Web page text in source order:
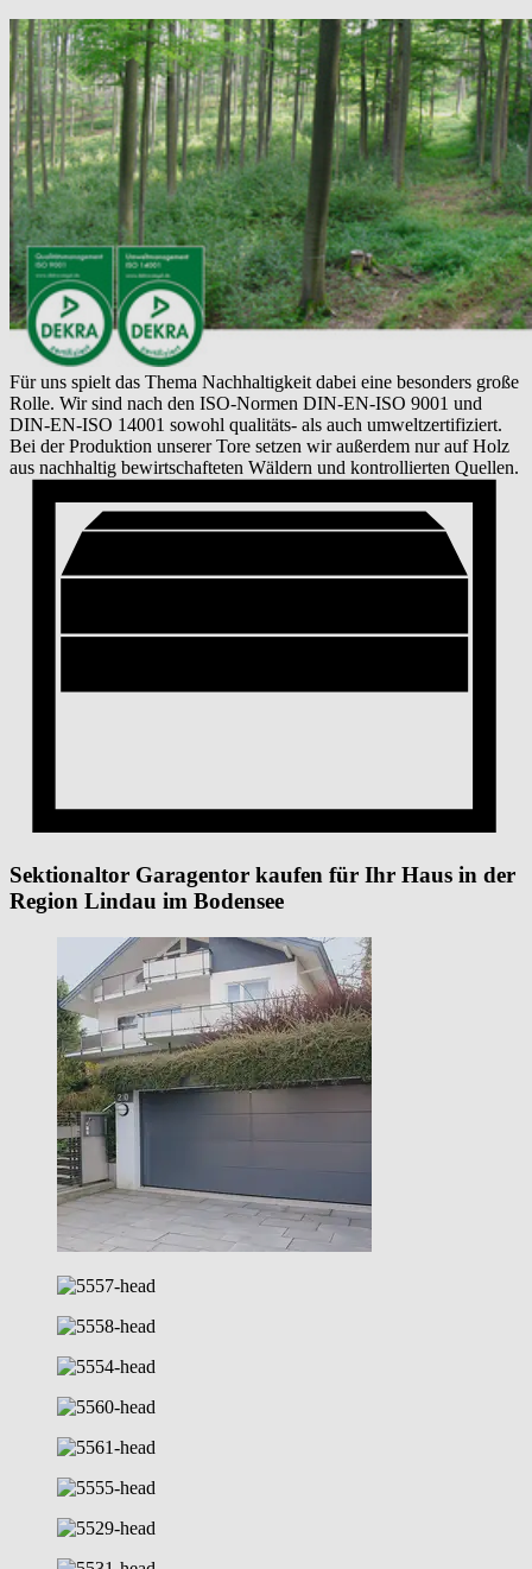
Für uns spielt das Thema Nachhaltigkeit dabei eine besonders große
Rolle. Wir sind nach den ISO-Normen DIN-EN-ISO 9001 und
DIN-EN-ISO 14001 sowohl qualitäts- als auch umweltzertifiziert.
Bei der Produktion unserer Tore setzen wir außerdem nur auf Holz
aus nachhaltig bewirtschafteten Wäldern und kontrollierten Quellen.
Sektionaltor Garagentor kaufen für Ihr Haus in der
Region Lindau im Bodensee